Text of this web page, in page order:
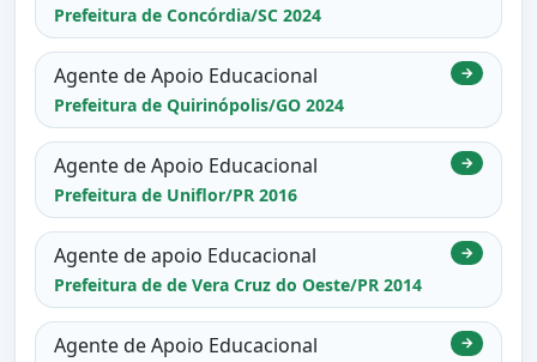
Prefeitura de Concórdia/SC 2024
Agente de Apoio Educacional
Prefeitura de Quirinópolis/GO 2024
→
Agente de Apoio Educacional
Prefeitura de Uniflor/PR 2016
→
Agente de apoio Educacional
Prefeitura de de Vera Cruz do Oeste/PR 2014
→
Agente de Apoio Educacional →